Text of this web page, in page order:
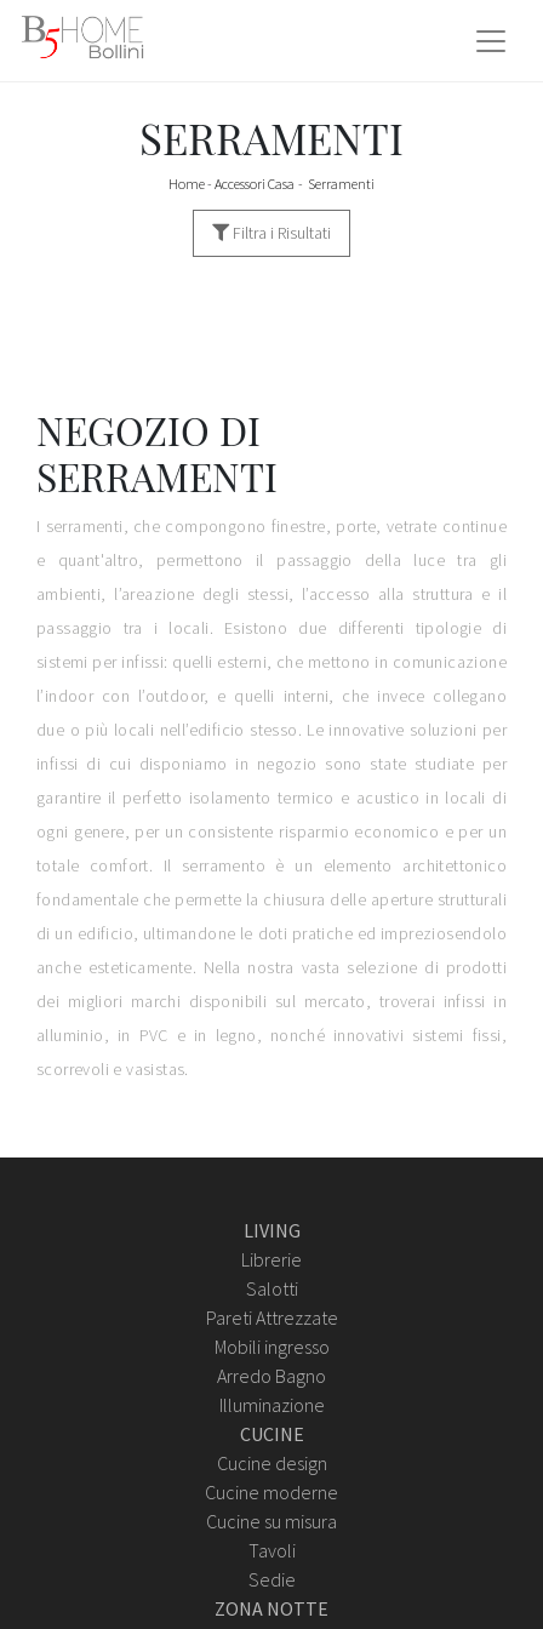
SERRAMENTI
Home- Accessori Casa - Serramenti
Filtra i Risultati
NEGOZIO DI
SERRAMENTI
I serramenti, che compongono finestre, porte, vetrate continue
e quant'altro, permettono il passaggio della luce tra gli
ambienti, l’areazione degli stessi, l’accesso alla struttura e il
passaggio tra i locali. Esistono due differenti tipologie di
sistemi per infissi: quelli esterni, che mettono in comunicazione
l’indoor con l’outdoor, e quelli interni, che invece collegano
due o più locali nell’edificio stesso. Le innovative soluzioni per
infissi di cui disponiamo in negozio sono state studiate per
garantire il perfetto isolamento termico e acustico in locali di
ogni genere, per un consistente risparmio economico e per un
totale comfort. Il serramento è un elemento architettonico
fondamentale che permette la chiusura delle aperture strutturali
di un edificio, ultimandone le doti pratiche ed impreziosendolo
anche esteticamente. Nella nostra vasta selezione di prodotti
dei migliori marchi disponibili sul mercato, troverai infissi in
alluminio, in PVC e in legno, nonché innovativi sistemi fissi,
scorrevoli e vasistas.
LIVING
Librerie
Salotti
Pareti Attrezzate
Mobili ingresso
Arredo Bagno
Illuminazione
CUCINE
Cucine design
Cucine moderne
Cucine su misura
Tavoli
Sedie
ZONA NOTTE